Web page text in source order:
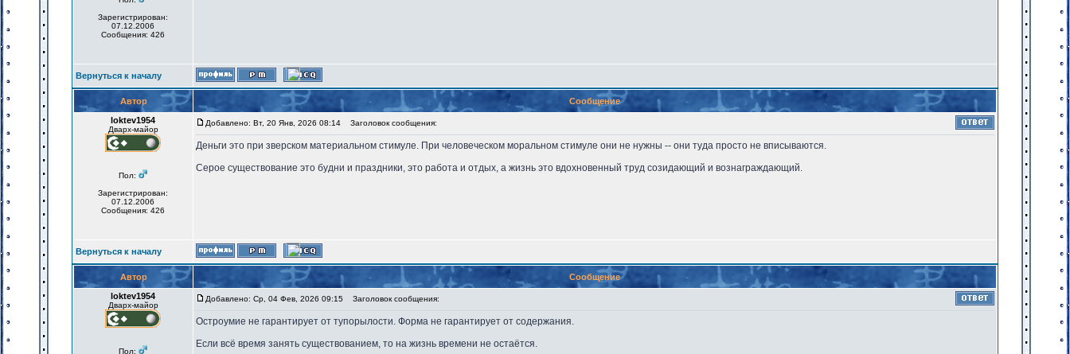
Зарегистрирован:
07.12.2006
Сообщения: 426
Вернуться к началу
Автор
Сообщение
loktev1954
Дварх-майор
Пол:
Зарегистрирован:
07.12.2006
Сообщения: 426
Добавлено: Вт, 20 Янв, 2026 08:14 Заголовок сообщения:
Деньги это при зверском материальном стимуле. При человеческом моральном стимуле они не нужны -- они туда просто не вписываются.
Серое существование это будни и праздники, это работа и отдых, а жизнь это вдохновенный труд созидающий и вознаграждающий.
Вернуться к началу
Автор
Сообщение
loktev1954
Дварх-майор
Пол:
Добавлено: Ср, 04 Фев, 2026 09:15 Заголовок сообщения:
Остроумие не гарантирует от тупорылости. Форма не гарантирует от содержания.
Если всё время занять существованием, то на жизнь времени не остаётся.